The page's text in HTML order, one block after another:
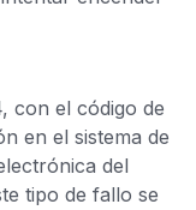
con el código de
en el sistema de
del
tipo de fallo se